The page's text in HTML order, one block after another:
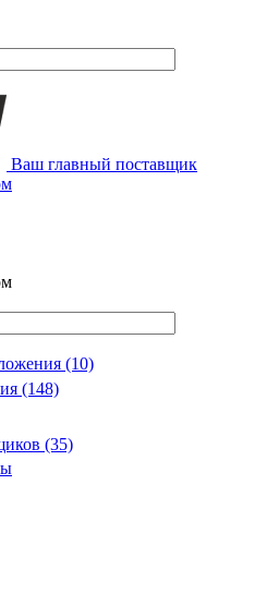
Ваш главный поставщик
(10)
(148)
(35)